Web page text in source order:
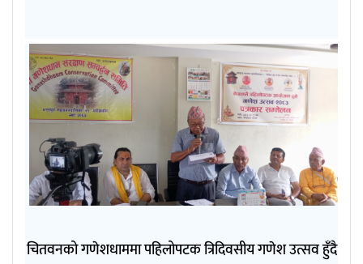
चितवनको गणेशधाममा पहिलोपटक त्रिदिवसीय गणेश उत्सव हुँदै